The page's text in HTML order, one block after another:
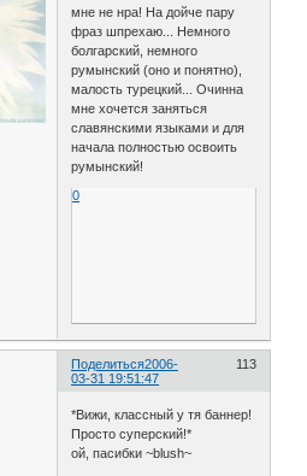
мне не нра! На дойче пару
фраз шпрехаю... Немного
болгарский, немного
румынский (оно и понятно),
малость турецкий... Очинна
мне хочется заняться
славянскими языками и для
начала полностью освоить
румынский!
0
Поделиться 113
2006-
03-31 19:51:47
*Вижи, классный у тя баннер!
Просто суперский!*
ой, пасибки ~blush~